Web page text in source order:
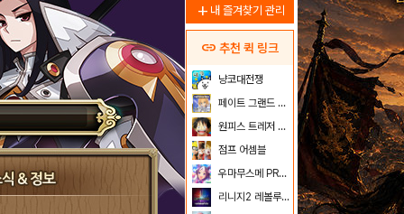
add 내 즐겨찾기 관리
link 추천 퀵 링크
냥코대전쟁
페이트 그랜드 오더
원피스 트레저 크루즈
점프 어셈블
우마무스메 PRETTY DERBY
리니지2 레볼루션